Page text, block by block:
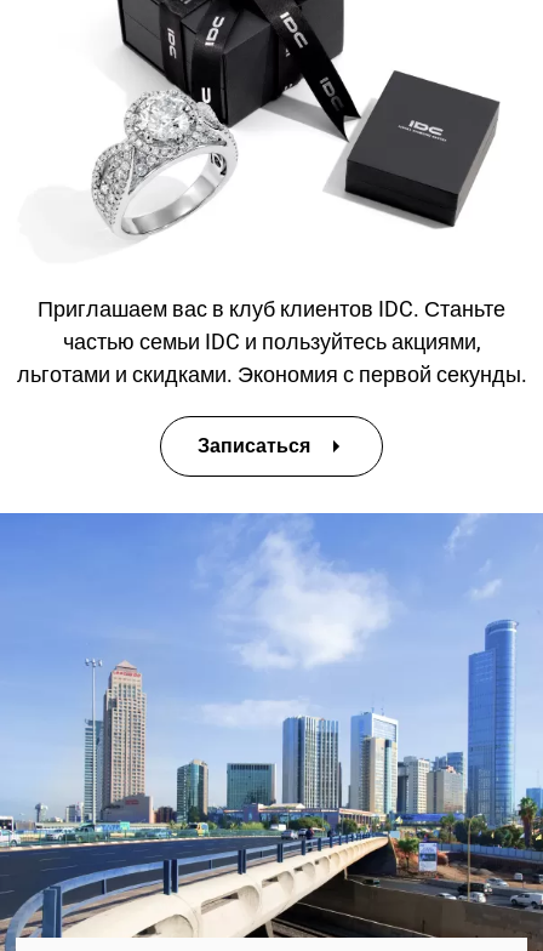
Приглашаем вас в клуб клиентов IDC. Станьте
частью семьи IDC и пользуйтесь акциями,
льготами и скидками. Экономия с первой секунды.
Записаться